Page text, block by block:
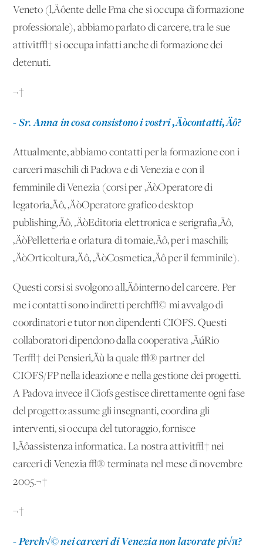
Veneto (l‚Äôente delle Fma che si occupa di formazione
professionale), abbiamo parlato di carcere, tra le sue
attivit√† si occupa infatti anche di formazione dei
detenuti.
¬†
- Sr. Anna in cosa consistono i vostri ‚Äòcontatti‚Äô?
Attualmente, abbiamo contatti per la formazione con i
carceri maschili di Padova e di Venezia e con il
femminile di Venezia (corsi per ‚ÄòOperatore di
legatoria‚Äô, ‚ÄòOperatore grafico desktop
publishing‚Äô, ‚ÄòEditoria elettronica e serigrafia‚Äô,
‚ÄòPelletteria e orlatura di tomaie‚Äô, per i maschili;
‚ÄòOrticoltura‚Äô, ‚ÄòCosmetica‚Äô per il femminile).
Questi corsi si svolgono all‚Äôinterno del carcere. Per
me i contatti sono indiretti perch√© mi avvalgo di
coordinatori e tutor non dipendenti CIOFS. Questi
collaboratori dipendono dalla cooperativa ‚ÄúRio
Ter√† dei Pensieri‚Äù la quale √® partner del
CIOFS/FP nella ideazione e nella gestione dei progetti.
A Padova invece il Ciofs gestisce direttamente ogni fase
del progetto: assume gli insegnanti, coordina gli
interventi, si occupa del tutoraggio, fornisce
l‚Äôassistenza informatica. La nostra attivit√† nei
carceri di Venezia √® terminata nel mese di novembre
2005.¬†
¬†
- Perch√© nei carceri di Venezia non lavorate pi√π?